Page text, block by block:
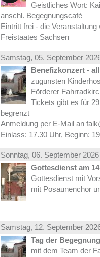
Geistliches Wort:
anschl. Begegnungscafé
Eintritt frei - die
Freistaates Sachsen
Samstag, 05. September
Benefizkonzert -
zugunsten
Förderer
Tickets gibt es für
begrenzt
Anmeldung per E-Mail an
Einlass: 17.30 Uhr, Beginn:
Sonntag, 06. September
Gottesdienst am
Gottesdienst mit
mit Posaunenchor
Samstag, 12. September
Tag der
mit dem Team der